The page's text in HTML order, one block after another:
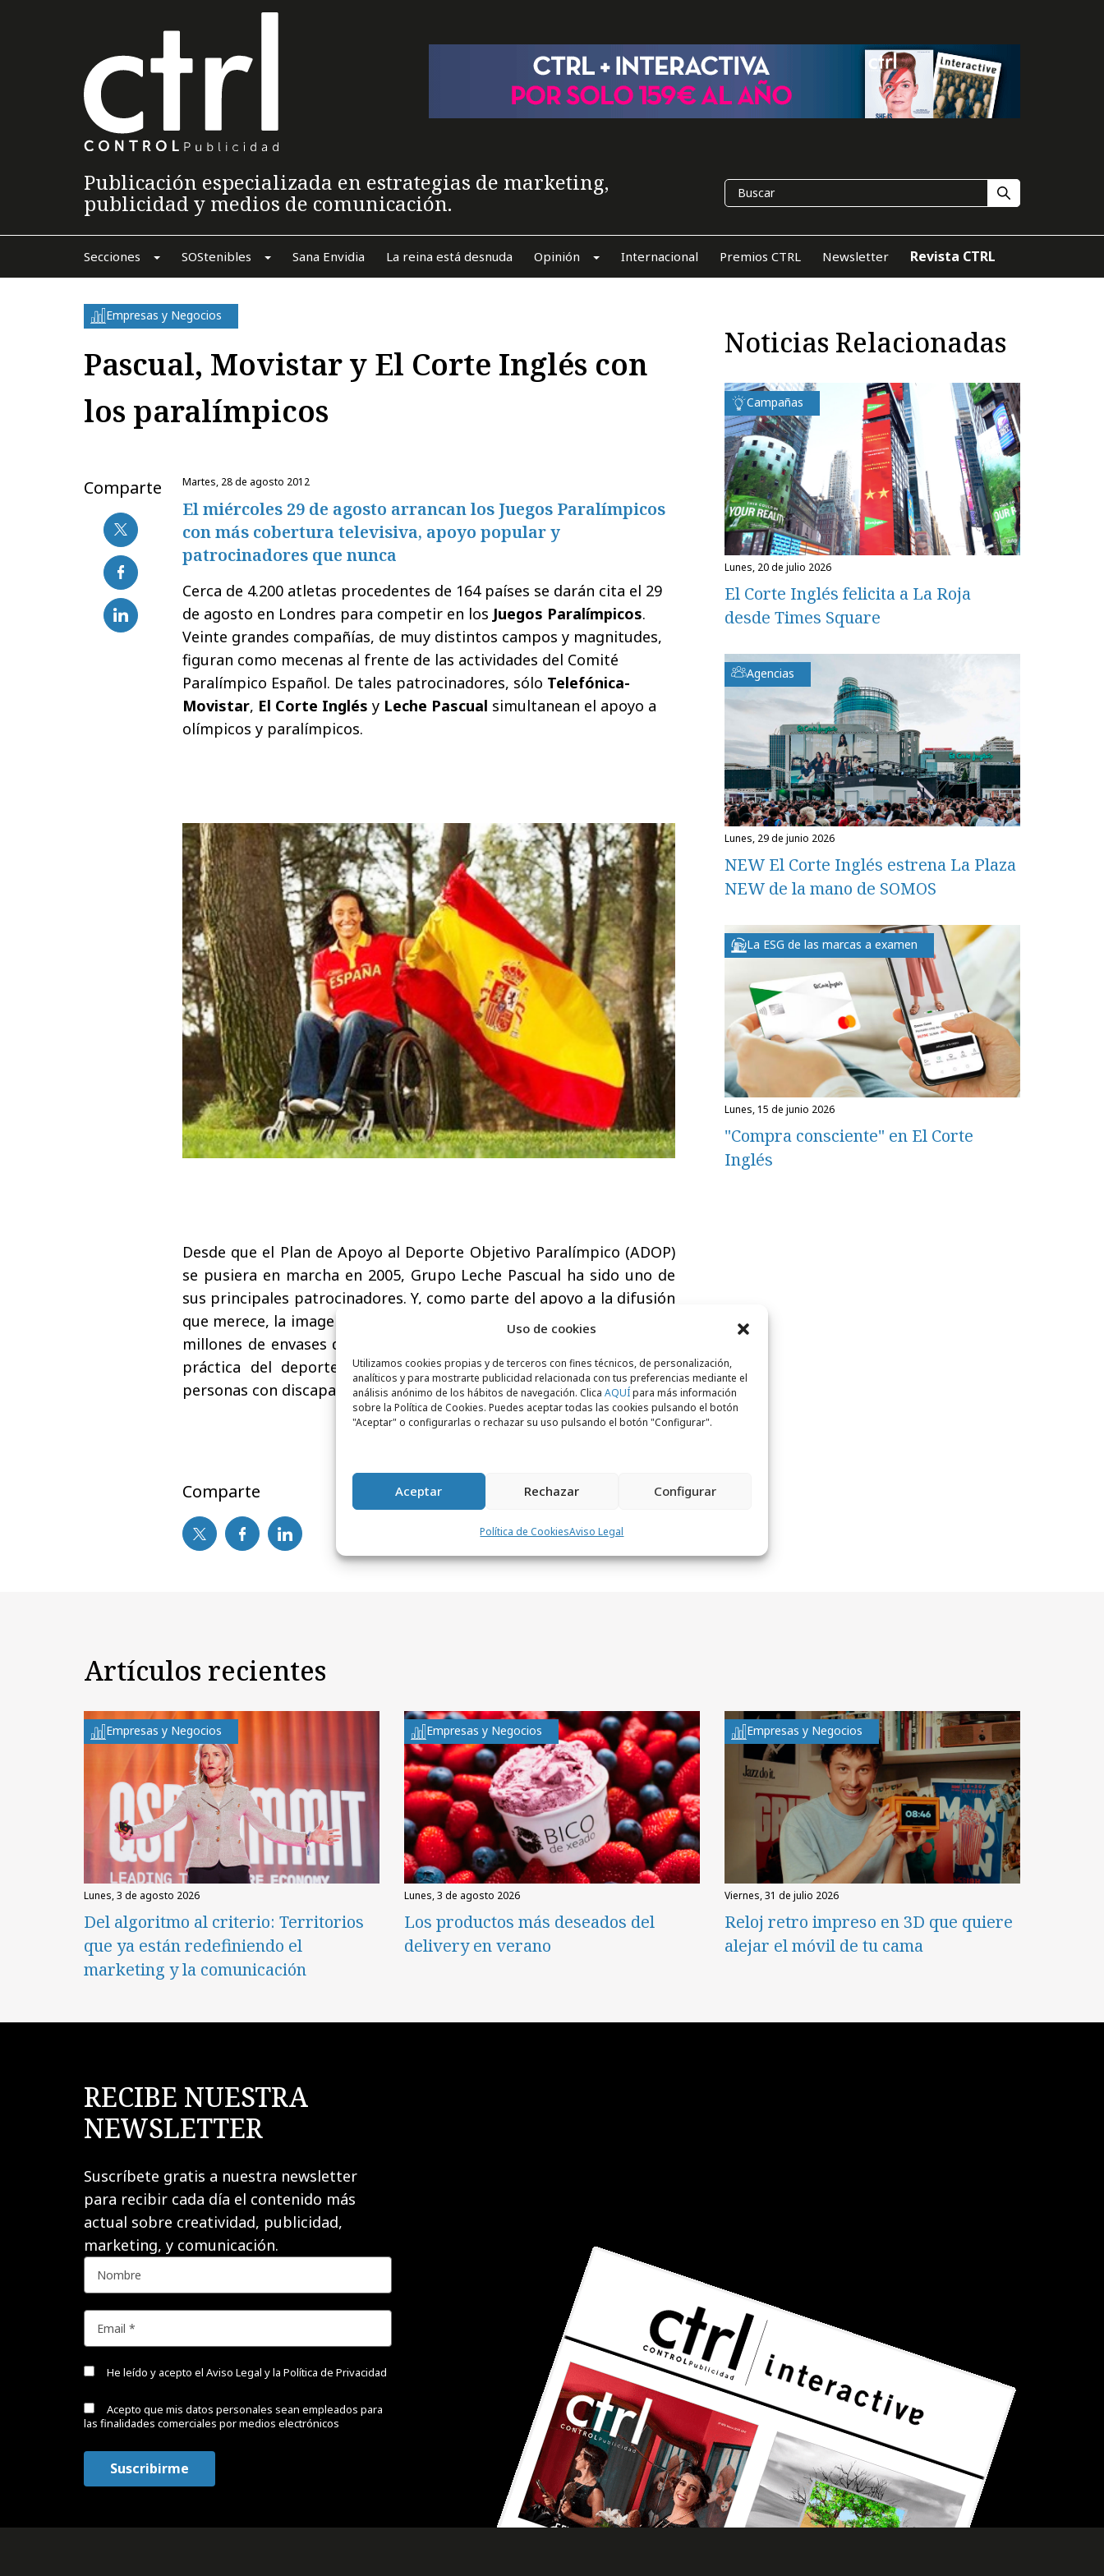
Uso de cookies
Utilizamos cookies propias y de terceros con fines técnicos, de personalización,
analíticos y para mostrarte publicidad relacionada con tus preferencias mediante el
análisis anónimo de los hábitos de navegación. Clica AQUÍpara más información
sobre la Política de Cookies. Puedes aceptar todas las cookies pulsando el botón
"Aceptar" o configurarlas o rechazar su uso pulsando el botón "Configurar".
Aceptar Rechazar Configurar
Política de CookiesAviso Legal
Publicación especializada en estrategias de marketing,
publicidad y medios de comunicación.
Secciones SOStenibles Sana Envidia La reina está desnuda Opinión Internacional Premios CTRL Newsletter Revista CTRL
Empresas y Negocios
Pascual, Movistar y El Corte Inglés con
los paralímpicos
Comparte martes, 28 de agosto 2012
El miércoles 29 de agosto arrancan los Juegos Paralímpicos
con más cobertura televisiva, apoyo popular y
patrocinadores que nunca
Cerca de 4.200 atletas procedentes de 164 países se darán cita el 29
de agosto en Londres para competir en los Juegos Paralímpicos.
Veinte grandes compañías, de muy distintos campos y magnitudes,
figuran como mecenas al frente de las actividades del Comité
Paralímpico Español. De tales patrocinadores, sólo Telefónica-
Movistar, El Corte Inglés y Leche Pascual simultanean el apoyo a
olímpicos y paralímpicos.
Desde que el Plan de Apoyo al Deporte Objetivo Paralímpico (ADOP)
se pusiera en marcha en 2005, Grupo Leche Pascual ha sido uno de
sus principales patrocinadores. Y, como parte del apoyo a la difusión
que merece, la imagen de ADOP figura anualmente en
más de treinta
millones de envases de la bebida de soja
práctica del deporte en general y muy especialmente entre las
personas con discapacidad.
Comparte
Noticias Relacionadas
Campañas
lunes, 20 de julio 2026
El Corte Inglés felicita a La Roja
desde Times Square
Agencias
lunes, 29 de junio 2026
NEW El Corte Inglés estrena La Plaza
NEW de la mano de SOMOS
La ESG de las marcas a examen
lunes, 15 de junio 2026
"Compra consciente" en El Corte
Inglés
Artículos recientes
Empresas y Negocios
lunes, 3 de agosto 2026
Del algoritmo al criterio: Territorios
que ya están redefiniendo el
marketing y la comunicación
Empresas y Negocios
lunes, 3 de agosto 2026
Los productos más deseados del
delivery en verano
Empresas y Negocios
viernes, 31 de julio 2026
Reloj retro impreso en 3D que quiere
alejar el móvil de tu cama
RECIBE NUESTRA
NEWSLETTER
Suscríbete gratis a nuestra newsletter
para recibir cada día el contenido más
actual sobre creatividad, publicidad,
marketing, y comunicación.
He leído y acepto el Aviso Legal y la Política de Privacidad
Acepto que mis datos personales sean empleados para
las finalidades comerciales por medios electrónicos